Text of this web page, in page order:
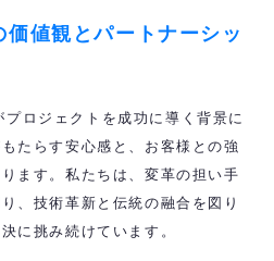
値観とパートナーシッ
ロジェクトを成功に導く背景に
たらす安心感と、お客様との強
ます。私たちは、変革の担い手
、技術革新と伝統の融合を図り
に挑み続けています。